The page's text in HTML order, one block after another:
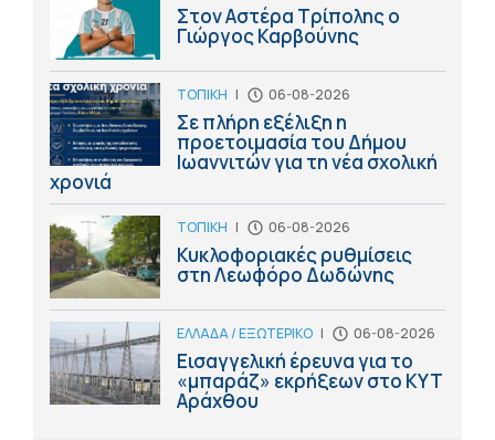
Στον Αστέρα Τρίπολης ο
Γιώργος Καρβούνης
ΤΟΠΙΚΗ | 06-08-2026
Σε πλήρη εξέλιξη η
προετοιμασία του Δήμου
Ιωαννιτών για τη νέα σχολική
χρονιά
ΤΟΠΙΚΗ | 06-08-2026
Κυκλοφοριακές ρυθμίσεις
στη Λεωφόρο Δωδώνης
ΕΛΛΑΔΑ / ΕΞΩΤΕΡΙΚΟ | 06-08-2026
Εισαγγελική έρευνα για το
«μπαράζ» εκρήξεων στο ΚΥΤ
Αράχθου